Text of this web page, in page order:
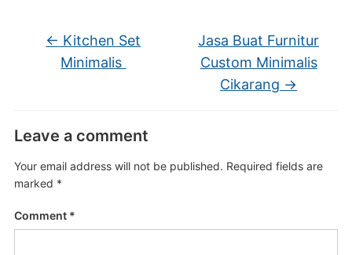
← Kitchen Set
Minimalis
Jasa Buat Furnitur
Custom Minimalis
Cikarang →
Leave a comment
Your email address will not be published. Required fields are
marked *
Comment *